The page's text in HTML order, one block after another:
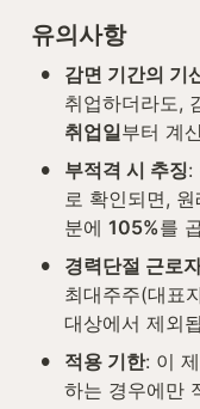
유의사항
• 감면 기간의 기
취업하더라도,
취업일부터 계
• 부적격 시 추징:
로 확인되면,
분에 105%를
• 경력단절 근로
최대주주(대표
대상에서 제외
• 적용 기한: 이
하는 경우에만